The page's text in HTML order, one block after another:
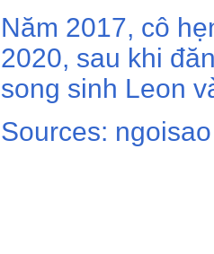
Năm 2017, cô
2020, sau khi
song sinh Leon
Sources: ngoisao